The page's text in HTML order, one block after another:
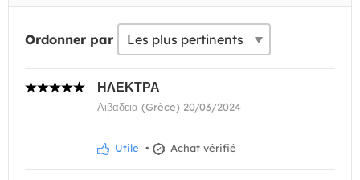
Ordonner par
ΗΛΕΚΤΡΑ
Λιβαδεια (Grèce) 20/03/2024
Utile • Achat vérifié